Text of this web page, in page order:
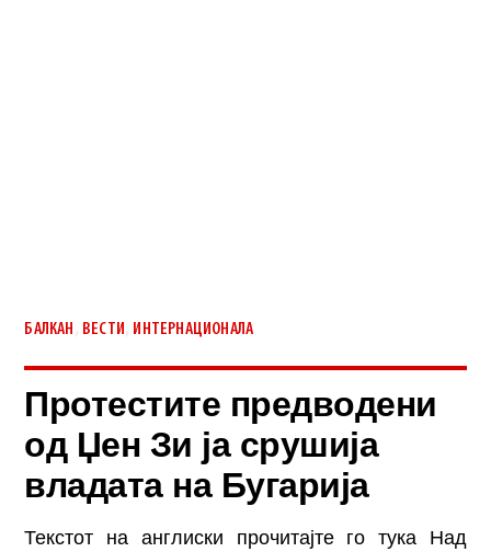
БАЛКАН ВЕСТИ ИНТЕРНАЦИОНАЛА
Протестите предводени
од Џен Зи ја срушија
владата на Бугарија
Текстот на англиски прочитајте го тука Над